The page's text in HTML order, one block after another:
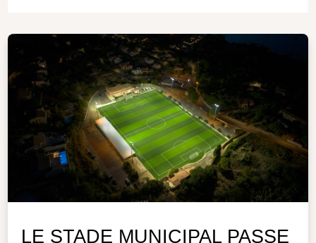
LE STADE MUNICIPAL PASSE